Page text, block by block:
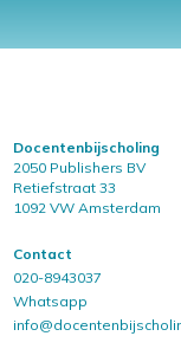
Docentenbijscholing
2050 Publishers BV
Retiefstraat 33
1092 VW Amsterdam
Contact
020-8943037
Whatsapp